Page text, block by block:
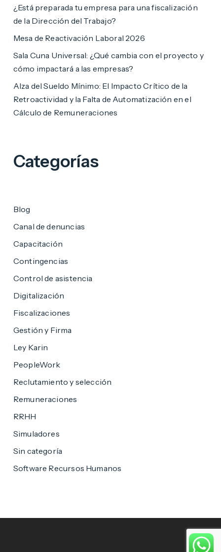
¿Está preparada tu empresa para una fiscalización
de la Dirección del Trabajo?
Mesa de Reactivación Laboral 2026
Sala Cuna Universal: ¿Qué cambia con el proyecto y
cómo impactará a las empresas?
Alza del Sueldo Mínimo: El Impacto Crítico de la
Retroactividad y la Falta de Automatización en el
Cálculo de Remuneraciones
Categorías
Blog
Canal de denuncias
Capacitación
Contingencias
Control de asistencia
Digitalización
Fiscalizaciones
Gestión y Firma
Ley Karin
PeopleWork
Reclutamiento y selección
Remuneraciones
RRHH
Simuladores
Sin categoría
Software Recursos Humanos